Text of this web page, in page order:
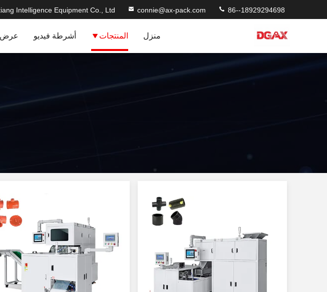
Intelligence Equipment Co., Ltd connie@ax-pack.com 86--18929294698
منزل المنتجات أشرطة فيديو عرض